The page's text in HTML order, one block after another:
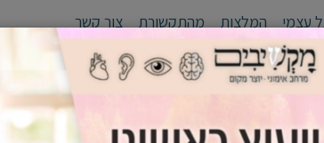
עצמי המלצות מהתקשורת צור קשר
שלי קהלי יעד סדנאות אימון אישי /זוגי